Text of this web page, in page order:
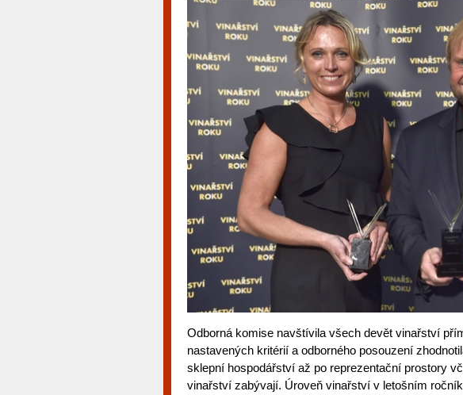
Odborná komise navštívila všech devět vinařství
nastavených kritérií a odborného posouzení
sklepní hospodářství až po reprezentační prostory
vinařství zabývají. Úroveň vinařství v letošním
návštěvníky, tak pro příležitostné hráče. V...